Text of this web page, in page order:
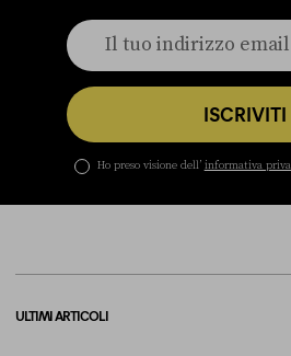
ISCRIVITI
Ho preso visione dell’ informativa
ULTIMI ARTICOLI